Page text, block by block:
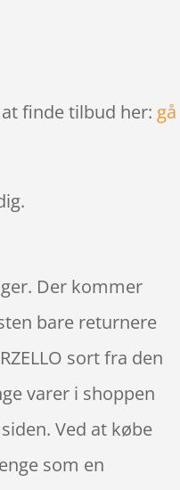
at finde tilbud her:gå
Der kommer
bare returnere
sort fra den
varer i shoppen
Ved at købe
som en